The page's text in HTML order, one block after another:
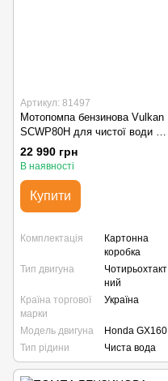
Артикул: 81497
Мотопомпа бензинова Vulkan
SCWP80H для чистої води з
двигуном Honda GX 160
22 990 грн
В наявності
Купити
Комплектація
Картонна
коробка
Тип двигуна
Чотирьохтакт
ний
Країна торгової
марки
Україна
Модель двигуна
Honda GX160
Тип рідини
Чиста вода